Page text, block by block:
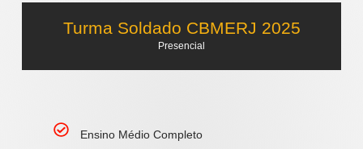
Turma Soldado CBMERJ 2025
Presencial
Ensino Médio Completo